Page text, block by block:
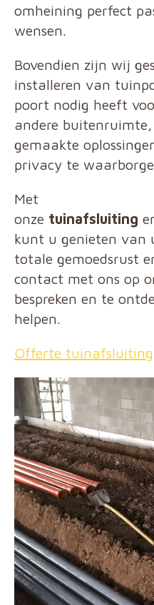
omheining perfect
wensen.
Bovendien zijn wij
installeren van
poort nodig heeft
andere
gemaakte
privacy te
Met
onze tuinafsluiting
kunt u genieten van
totale gemoedsrust
contact met ons op
bespreken en te
helpen.
Offerte